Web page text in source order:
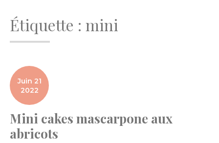
Étiquette : mini
Juin 21
2022
Mini cakes mascarpone aux
abricots